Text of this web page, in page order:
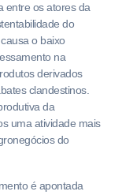
entre os atores da
do
o baixo
na
derivados
clandestinos.
da
uma atividade mais
do
é apontada